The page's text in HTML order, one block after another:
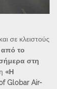
σε κλειστούς
από το
στη
«Η
Globar Air-